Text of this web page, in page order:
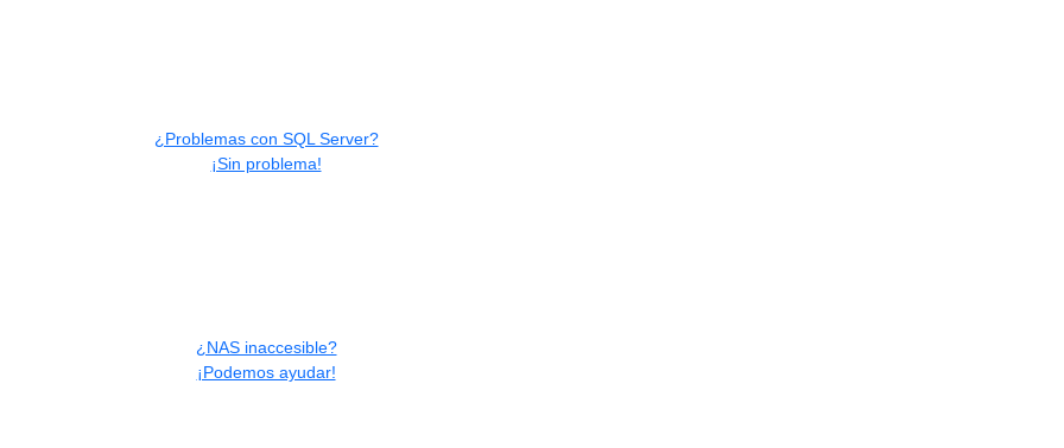
¿Problemas con SQL Server?
¡Sin problema!
¿NAS inaccesible?
¡Podemos ayudar!